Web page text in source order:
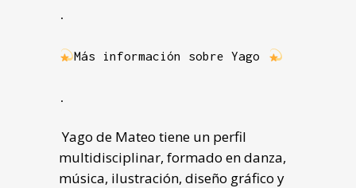
.
Más información sobre Yago
.
Yago de Mateo tiene un perfil
multidisciplinar, formado en danza,
música, ilustración, diseño gráfico y